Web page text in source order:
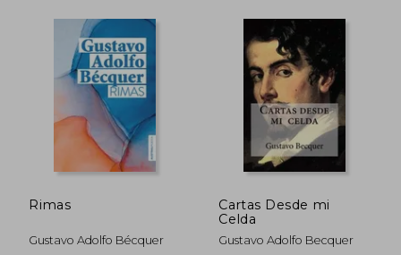
₡ 10.416
Rimas
Gustavo Adolfo Bécquer
Cartas Desde mi
Celda
Gustavo Adolfo Becquer